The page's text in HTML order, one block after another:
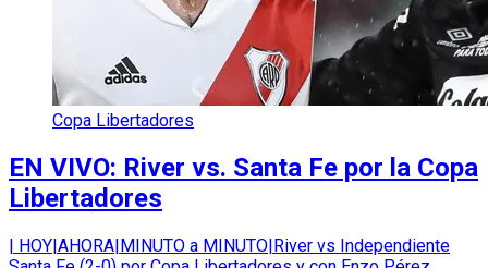
Copa Libertadores
EN VIVO: River vs. Santa Fe por la Copa
Libertadores
| HOY|AHORA|MINUTO a MINUTO|River vs Independiente